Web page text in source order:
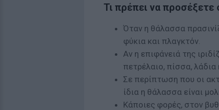
Τι πρέπει να προσέξετε
Όταν η θάλασσα
φύκια και πλαγκτόν.
Αν η επιφάνειά της
πετρέλαιο, πίσσα,
Σε περίπτωση που οι
ίδια η θάλασσα είναι
Κάποιες φορές, στον